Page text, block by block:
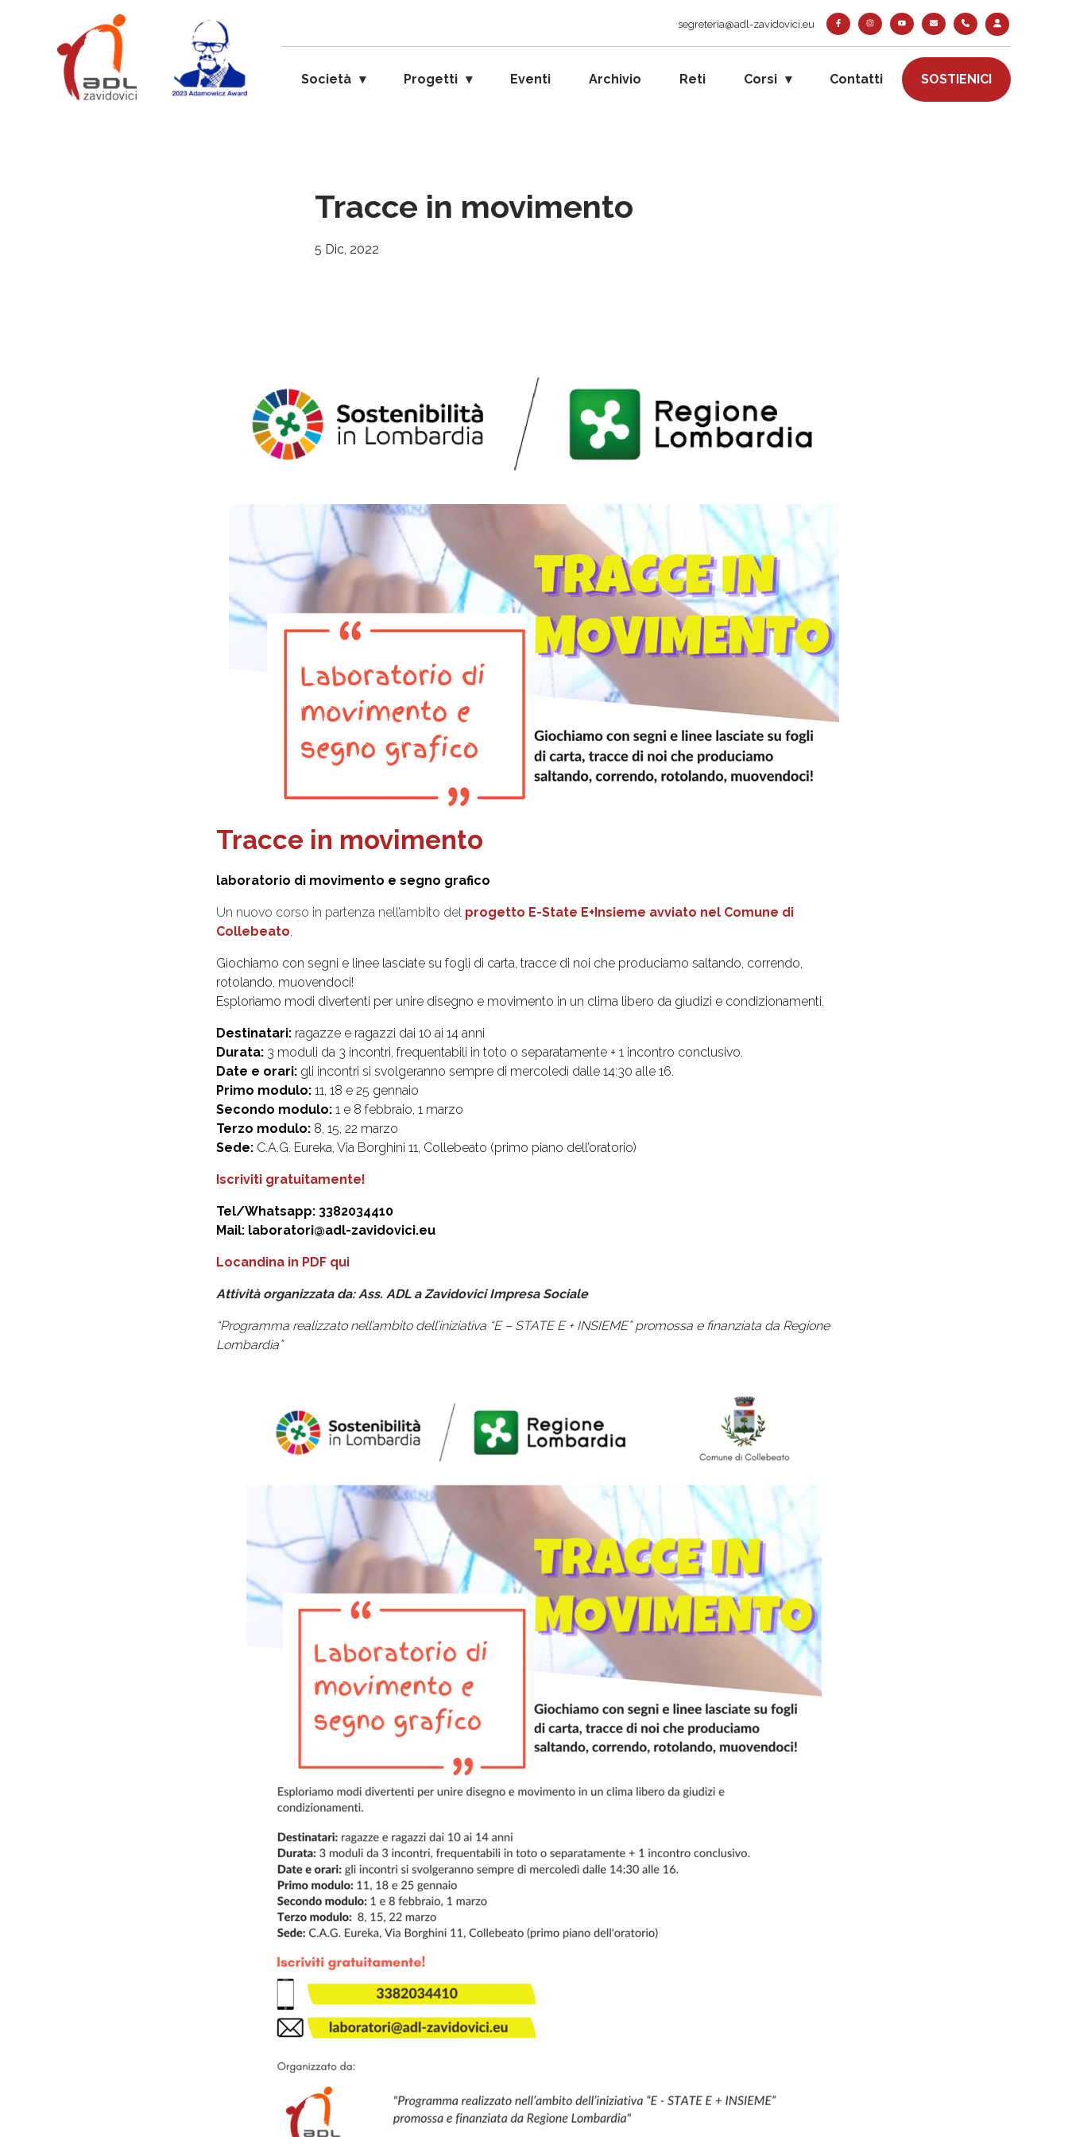
segreteria@adl-zavidovici.eu
Società Progetti Eventi Archivio Reti Corsi Contatti SOSTIENICI
Tracce in movimento
5 Dic, 2022
Tracce in movimento
laboratorio di movimento e segno grafico
Un nuovo corso in partenza nell’ambito del progetto E-State E+Insieme avviato nel Comune di
Collebeato.
Giochiamo con segni e linee lasciate su fogli di carta, tracce di noi che produciamo saltando, correndo,
rotolando, muovendoci!
Esploriamo modi divertenti per unire disegno e movimento in un clima libero da giudizi e condizionamenti.
Destinatari: ragazze e ragazzi dai 10 ai 14 anni
Durata: 3 moduli da 3 incontri, frequentabili in toto o separatamente + 1 incontro conclusivo.
Date e orari: gli incontri si svolgeranno sempre di mercoledì dalle 14:30 alle 16.
Primo modulo: 11, 18 e 25 gennaio
Secondo modulo: 1 e 8 febbraio, 1 marzo
Terzo modulo: 8, 15, 22 marzo
Sede: C.A.G. Eureka, Via Borghini 11, Collebeato (primo piano dell’oratorio)
Iscriviti gratuitamente!
Tel/Whatsapp: 3382034410
Mail: laboratori@adl-zavidovici.eu
Locandina in PDF qui
Attività organizzata da: Ass. ADL a Zavidovici Impresa Sociale
“Programma realizzato nell’ambito dell’iniziativa “E – STATE E + INSIEME” promossa e finanziata da Regione
Lombardia”